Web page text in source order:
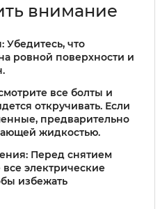
внимание
: Убедитесь, что
ровной поверхности и
все болты и
откручивать. Если
предварительно
жидкостью.
: Перед снятием
электрические
избежать